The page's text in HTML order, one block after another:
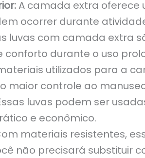
A camada extra oferece
ocorrer durante
luvas com camada extra
conforto durante o uso
utilizados para a
maior controle ao
luvas podem ser
e econômico.
materiais resistentes,
não precisará substituir